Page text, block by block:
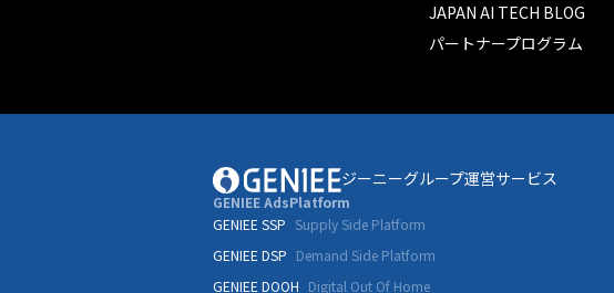
JAPAN AI TECH BLOG
パートナープログラム
ジーニーグループ運営サービス
GENIEE AdsPlatform
GENIEE SSP Supply Side Platform
GENIEE DSP Demand Side Platform
GENIEE DOOH Digital Out Of Home